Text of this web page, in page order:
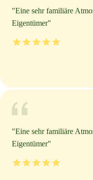
"Eine sehr familiäre
Eigentümer"
"Eine sehr familiäre
Eigentümer"